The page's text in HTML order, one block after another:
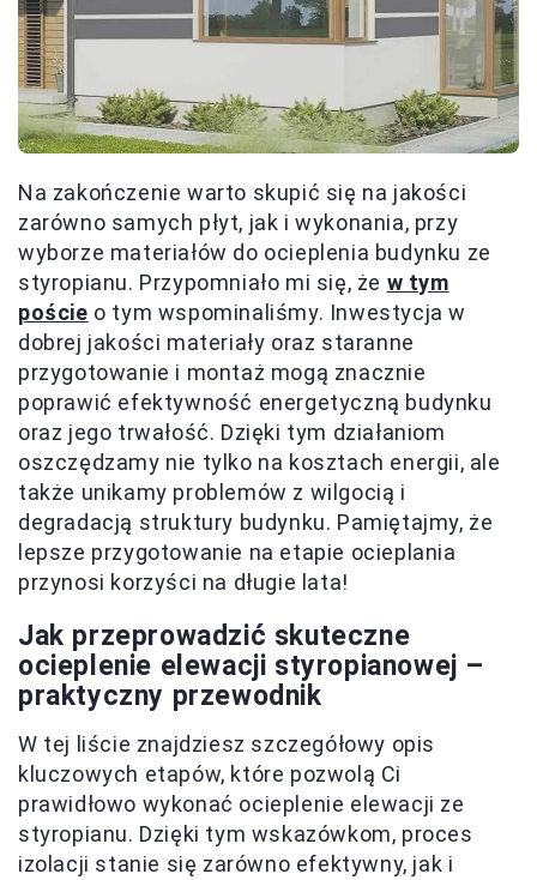
Na zakończenie warto skupić się na jakości
zarówno samych płyt, jak i wykonania, przy
wyborze materiałów do ocieplenia budynku ze
styropianu. Przypomniało mi się, że w tym
poście o tym wspominaliśmy. Inwestycja w
dobrej jakości materiały oraz staranne
przygotowanie i montaż mogą znacznie
poprawić efektywność energetyczną budynku
oraz jego trwałość. Dzięki tym działaniom
oszczędzamy nie tylko na kosztach energii, ale
także unikamy problemów z wilgocią i
degradacją struktury budynku. Pamiętajmy, że
lepsze przygotowanie na etapie ocieplania
przynosi korzyści na długie lata!
Jak przeprowadzić skuteczne
ocieplenie elewacji styropianowej –
praktyczny przewodnik
W tej liście znajdziesz szczegółowy opis
kluczowych etapów, które pozwolą Ci
prawidłowo wykonać ocieplenie elewacji ze
styropianu. Dzięki tym wskazówkom, proces
izolacji stanie się zarówno efektywny, jak i